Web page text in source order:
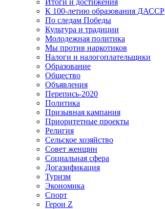
Итоги и достижения
К 100-летию образования ДАССР
По следам Победы
Культура и традиции
Молодежная политика
Мы против наркотиков
Налоги и налогоплательщики
Образование
Общество
Объявления
Перепись-2020
Политика
Призывная кампания
Приоритетные проекты
Религия
Сельское хозяйство
Совет женщин
Социальная сфера
Догазификация
Туризм
Экономика
Спорт
Герои Z